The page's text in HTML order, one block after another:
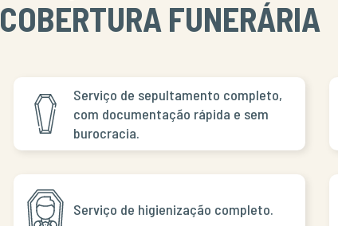
COBERTURA FUNERÁRIA
Serviço de sepultamento completo,
com documentação rápida e sem
burocracia.
Serviço de higienização completo.